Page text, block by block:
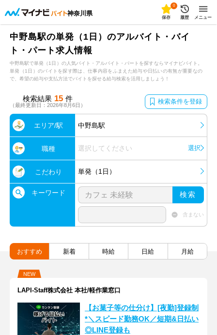
神奈川県
0
保存 履歴 メニュー
中野島駅の単発（1日）のアルバイト・バイ
ト・パート求人情報
中野島駅で単発（1日）の人気バイト・アルバイト・パートを探すならマイナビバイト。
単発（1日）のバイトを探す際は、仕事内容をふまえた給与や日払いの有無が重要なの
で、希望の給与や支払方法でバイトを探せる給与検索を活用しましょう！
検索結果 15 件
（最終更新日：2026年8月6日） 検索条件を登録
エリア/駅 中野島駅
職種 選択してください 選択
こだわり 単発（1日）
キーワード 検索
含まない
おすすめ 新着 時給 日給 月給
NEW
LAPI-Staff株式会社 本社/軽作業窓口
【お菓子等の仕分け】[夜勤]登録制
*＼スピード勤務OK／短期&日払い
◎LINE登録も